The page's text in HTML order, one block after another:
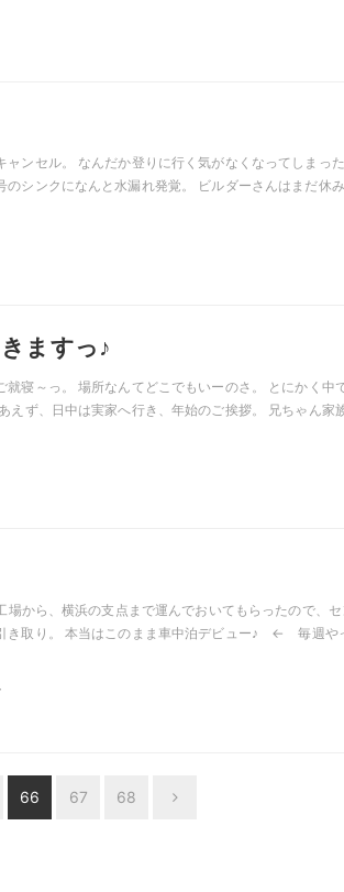
ンセル。 なんだか登りに行く気がなくなってしまった
のシンクになんと水漏れ発覚。 ビルダーさんはまだ休
ますっ♪
就寝～っ。 場所なんてどこでもいーのさ。 とにかく中
えず、日中は実家へ行き、年始のご挨拶。 兄ちゃん家
場から、横浜の支点まで運んでおいてもらったので、
き取り。 本当はこのまま車中泊デビュー♪ ← 毎週や
66 67 68 Next